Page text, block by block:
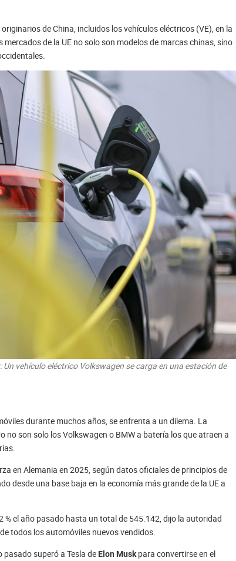
de China, incluidos los vehículos eléctricos (VE), en la
de la UE no solo son modelos de marcas chinas, sino
vehículo eléctrico Volkswagen se carga en una estación de
durante muchos años, se enfrenta a un dilema. La
no son solo los Volkswagen o BMW a batería los que atraen a
en Alemania en 2025, según datos oficiales de principios de
desde una base baja en la economía más grande de la UE a
el año pasado hasta un total de 545.142, dijo la autoridad
todos los automóviles nuevos vendidos.
pasado superó a Tesla de Elon Muskpara convertirse en el